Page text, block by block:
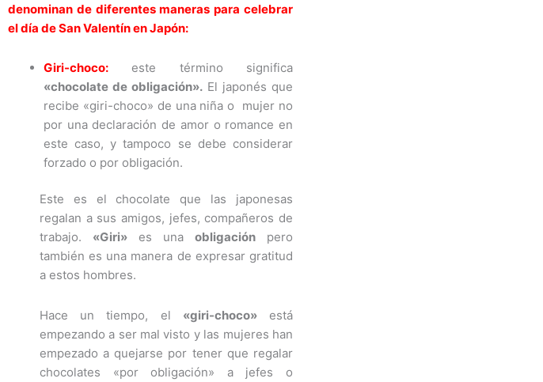
denominan de diferentes maneras para celebrar
el día de San Valentín en Japón:
Giri-choco: este término significa
«chocolate de obligación». El japonés que
recibe «giri-choco» de una niña o mujer no
por una declaración de amor o romance en
este caso, y tampoco se debe considerar
forzado o por obligación.
Este es el chocolate que las japonesas
regalan a sus amigos, jefes, compañeros de
trabajo. «Giri» es una obligación pero
también es una manera de expresar gratitud
a estos hombres.
Hace un tiempo, el «giri-choco»está
empezando a ser mal visto y las mujeres han
empezado a quejarse por tener que regalar
chocolates «por obligación» a jefes o